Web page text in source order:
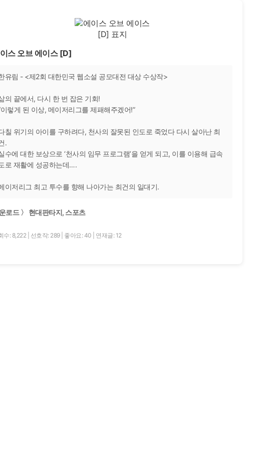
스 오브 에이스 [D]
유림 - <제2회 대한민국 웹소설 공모대전 대상 수상작>
의 끝에서, 다시 한 번 잡은 기회!
이렇게 된 이상, 메이저리그를 제패해주겠어!”
칠 위기의 아이를 구하려다, 천사의 잘못된 인도로 죽었다 다시 살아난 최
.
수에 대한 보상으로 ‘천사의 임무 프로그램’을 얻게 되고, 이를 이용해 급속
로 재활에 성공하는데….
이저리그 최고 투수를 향해 나아가는 최건의 일대기.
로드 〉 현대판타지, 스포츠
수: 8,222 선호작: 289 좋아요: 40 연재글: 12